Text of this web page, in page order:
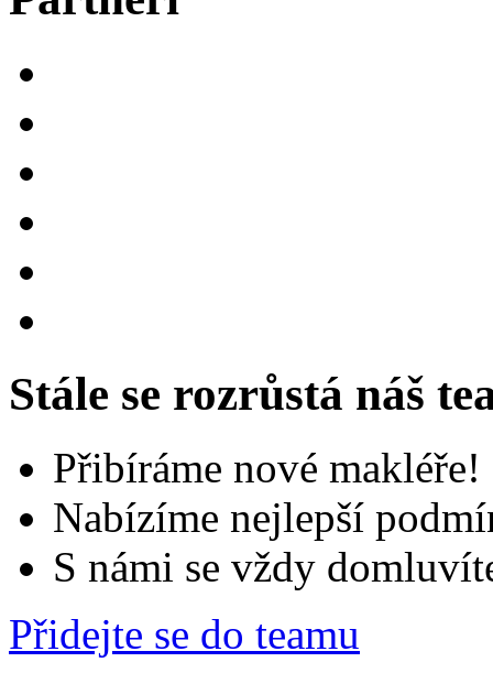
Stále se rozrůstá náš
Přibíráme nové makléře!
Nabízíme nejlepší
S námi se vždy
Přidejte se do teamu